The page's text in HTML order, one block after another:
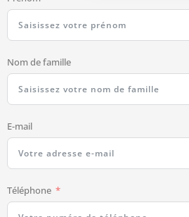
Nom de famille
E-mail
Téléphone